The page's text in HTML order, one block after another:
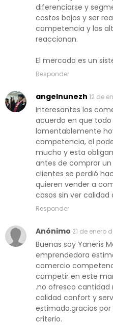
diferenciarse y
costos bajos y ser
competencia y las
reaccionan.
El mercado es un
Responder
angelnunezh 12 de
Interesantes los
acuerdo en que
lamentablemente
competencia, el
mucho y esta
antes de comprar
clientes se perdió
quieren vender a
casos sin ver calidad
Responder
Anónimo 21 de enero
Buenas soy Yaneris
emprendedora
comercio
competir en este
.no ofresco
calidad confort y
estimado.gracias
criterio.